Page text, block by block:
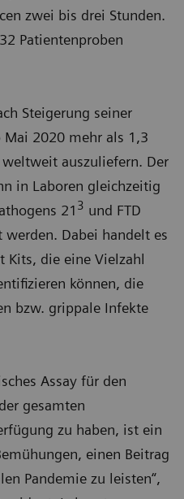
zwei bis drei Stunden.
Patientenproben
Steigerung seiner
Mai 2020 mehr als 1,3
auszuliefern. Der
in Laboren gleichzeitig
21 3 und FTD
werden. Dabei handelt es
Kits, die eine Vielzahl
können, die
bzw. grippale Infekte
Assay für den
gesamten
zu haben, ist ein
einen Beitrag
Pandemie zu leisten“,